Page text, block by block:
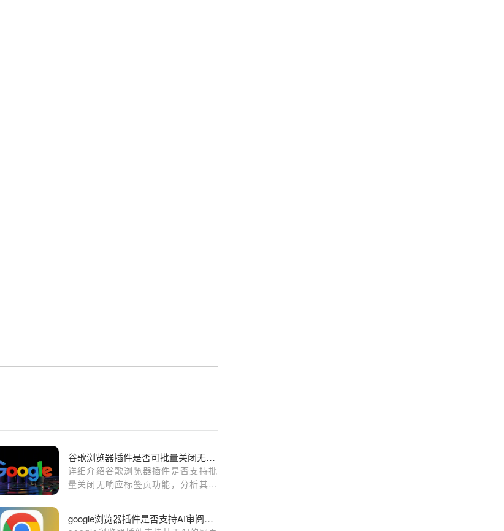
谷歌浏览器插件是否可批量关闭无响应标签页
详细介绍谷歌浏览器插件是否支持批
量关闭无响应标签页功能，分析其在
google浏览器插件是否支持AI审阅网页信息